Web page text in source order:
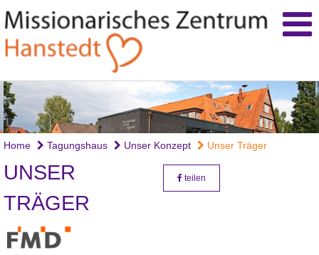
Home Tagungshaus Unser Konzept Unser Träger
UNSER
TRÄGER
teilen